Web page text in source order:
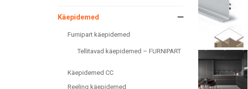
Käepidemed
Furnipart käepidemed
Tellitavad käepidemed – FURNIPART
Käepidemed CC
Reeling käepidemed